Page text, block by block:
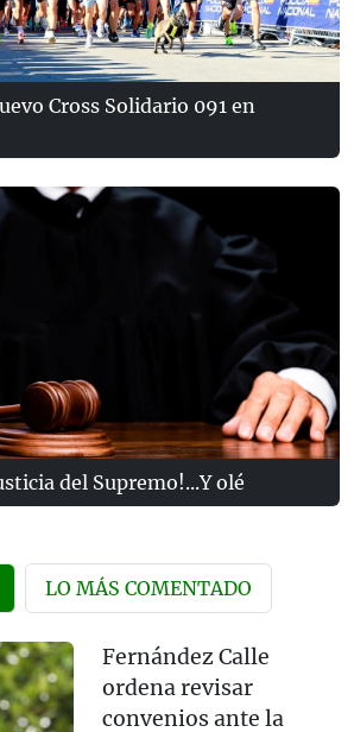
Cross Solidario 091 en
del Supremo!...Y olé
LO MÁS COMENTADO
Fernández Calle
ordena revisar
convenios ante la